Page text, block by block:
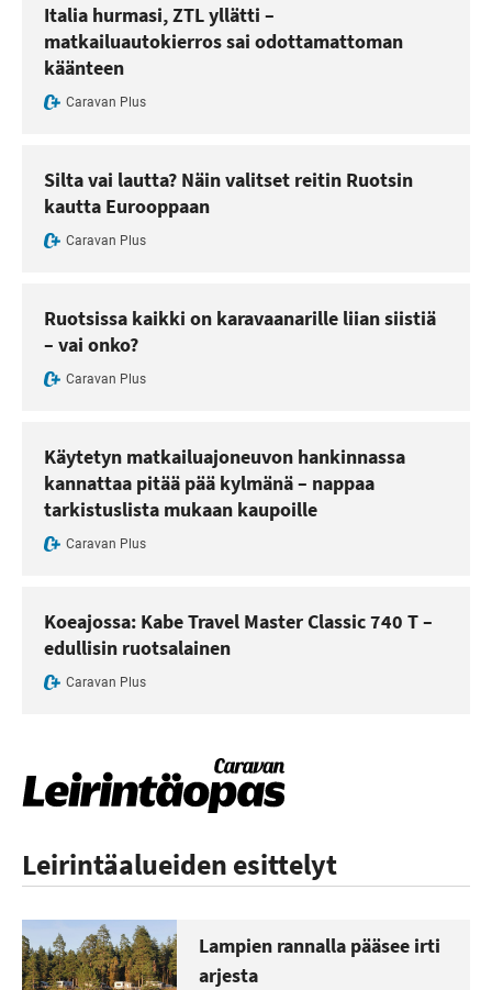
Italia hurmasi, ZTL yllätti –
matkailuautokierros sai odottamattoman
käänteen
Caravan Plus
Silta vai lautta? Näin valitset reitin Ruotsin
kautta Eurooppaan
Caravan Plus
Ruotsissa kaikki on karavaanarille liian siistiä
– vai onko?
Caravan Plus
Käytetyn matkailuajoneuvon hankinnassa
kannattaa pitää pää kylmänä – nappaa
tarkistuslista mukaan kaupoille
Caravan Plus
Koeajossa: Kabe Travel Master Classic 740 T –
edullisin ruotsalainen
Caravan Plus
Leirintäalueiden esittelyt
Lampien rannalla pääsee irti
arjesta